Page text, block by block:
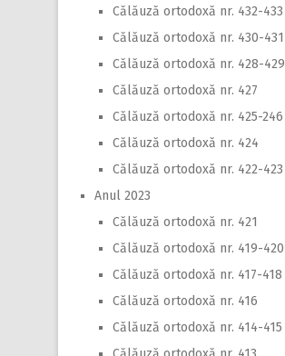
Călăuză ortodoxă nr. 432-433
Călăuză ortodoxă nr. 430-431
Călăuză ortodoxă nr. 428-429
Călăuză ortodoxă nr. 427
Călăuză ortodoxă nr. 425-246
Călăuză ortodoxă nr. 424
Călăuză ortodoxă nr. 422-423
Anul 2023
Călăuză ortodoxă nr. 421
Călăuză ortodoxă nr. 419-420
Călăuză ortodoxă nr. 417-418
Călăuză ortodoxă nr. 416
Călăuză ortodoxă nr. 414-415